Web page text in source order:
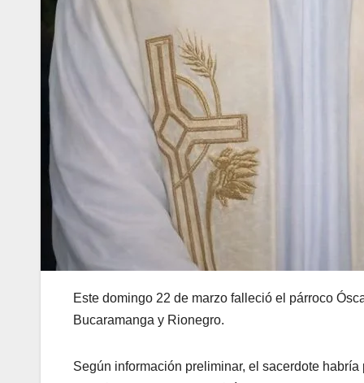
Este domingo 22 de marzo falleció el párroco
Bucaramanga y Rionegro.
Según información preliminar, el sacerdote